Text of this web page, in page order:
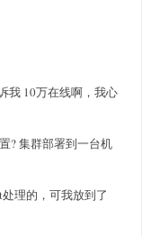
我 10万在线啊，我心
? 集群部署到一台机
理的，可我放到了